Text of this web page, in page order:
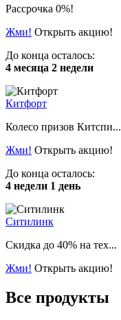
Рассрочка 0%!
Жми! Открыть акцию!
До конца осталось:
4 месяца 2 недели
Китфорт
Колесо призов Китспи...
Жми! Открыть акцию!
До конца осталось:
4 недели 1 день
Ситилинк
Скидка до 40% на тех...
Жми! Открыть акцию!
Все продукты